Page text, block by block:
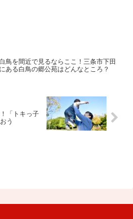
白鳥を間近で見るならここ！三条市下田
にある白鳥の郷公苑はどんなところ？
「トキっ子
う